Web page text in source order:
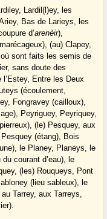
Lardil(l)ey, les
Bas de Larieys, les
d’arenèir),
(au) Clapey,
sont faits les semis de
sans doute des
Entre les Deux
(écoulement,
Fongravey (cailloux),
Peyriguey, Peyriquey,
(le) Pesquey, aux
(étang), Bois
le Planey, Planeys, le
courant d’eau), le
(les) Rouqueys, Pont
(lieu sableux), le
Tarrey, aux Tarreys,